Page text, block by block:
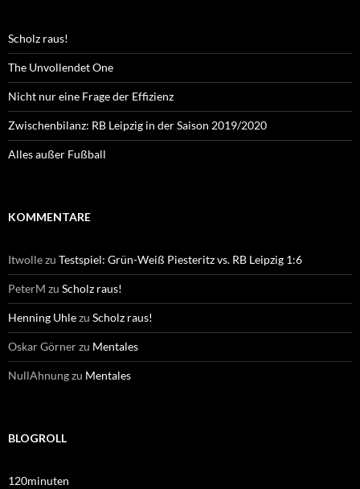
Scholz raus!
The Unvollendet One
Nicht nur eine Frage der Effizienz
Zwischenbilanz: RB Leipzig in der Saison 2019/2020
Alles außer Fußball
KOMMENTARE
Itwollezu Testspiel: Grün-Weiß Piesteritz vs. RB Leipzig 1:6
PeterM zu Scholz raus!
Henning Uhlezu Scholz raus!
Oskar Görnerzu Mentales
NullAhnungzu Mentales
BLOGROLL
120minuten